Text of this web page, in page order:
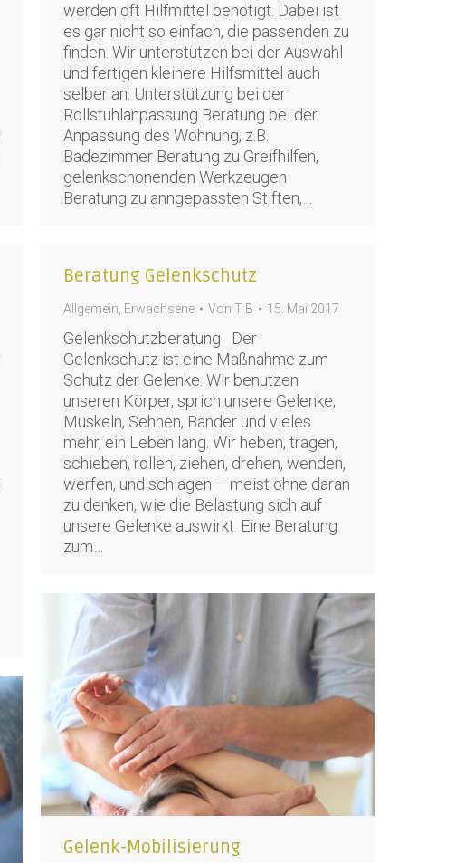
werden oft Hilfmittel benötigt. Dabei ist
es gar nicht so einfach, die passenden zu
finden. Wir unterstützen bei der Auswahl
und fertigen kleinere Hilfsmittel auch
selber an. Unterstützung bei der
Rollstuhlanpassung Beratung bei der
Anpassung des Wohnung, z.B.
Badezimmer Beratung zu Greifhilfen,
gelenkschonenden Werkzeugen
Beratung zu anngepassten Stiften,…
Beratung Gelenkschutz
Allgemein Erwachsene Von T B 15. Mai 2017
Gelenkschutzberatung Der
Gelenkschutz ist eine Maßnahme zum
Schutz der Gelenke. Wir benutzen
unseren Körper, sprich unsere Gelenke,
Muskeln, Sehnen, Bänder und vieles
mehr, ein Leben lang. Wir heben, tragen,
schieben, rollen, ziehen, drehen, wenden,
werfen, und schlagen – meist ohne daran
zu denken, wie die Belastung sich auf
unsere Gelenke auswirkt. Eine Beratung
zum…
Gelenk-Mobilisierung